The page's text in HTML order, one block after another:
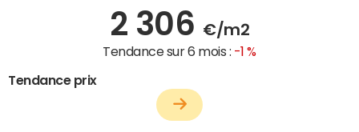
2 306 €/m2
Tendance sur 6 mois : -1 %
Tendance prix